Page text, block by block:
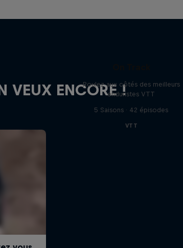
VEUX ENCORE !Roulez aux côtés des meilleurs
enduristes VTT
5 Saisons · 42 épisodes
VTT